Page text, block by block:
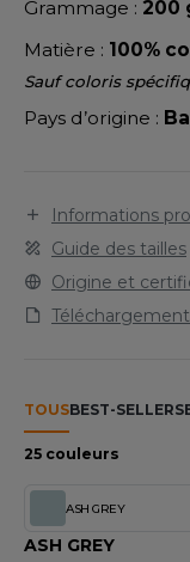
IN EUROPE
LABEL / TEAR
VETEMENTS
ROW
OF THE LOOM
- BLANKS
Grammage : 200
Matière : 100%
Sauf coloris
Pays d’origine :
Informations
Guide des tailles
Origine et
TOUSBEST-SELLERS
25 couleurs
ASH GREY
ASH GREY